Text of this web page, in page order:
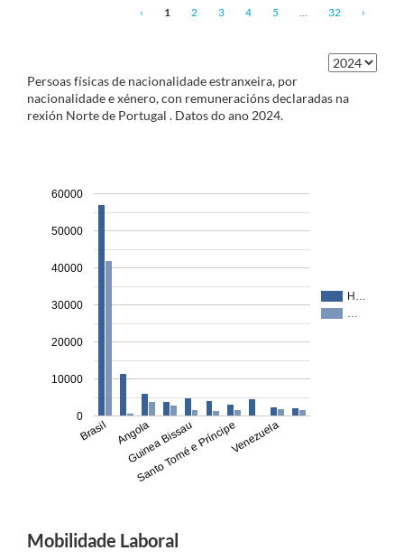
‹ 1 2 3 4 5 ... 32 ›
Persoas físicas de nacionalidade estranxeira, por
nacionalidade e xénero, con remuneracións declaradas na
rexión Norte de Portugal . Datos do ano 2024.
H…
…
Brasil Angola
Guinea Bissau
Santo Tomé e PríncipeVenezuela
0
10000
20000
30000
40000
50000
60000
Mobilidade Laboral